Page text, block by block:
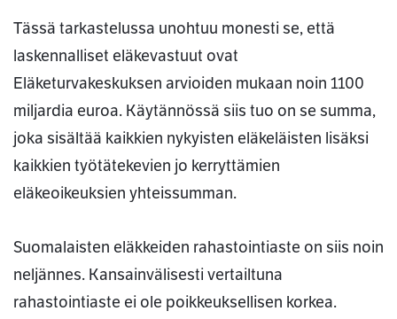
Tässä tarkastelussa unohtuu monesti se, että
laskennalliset eläkevastuut ovat
Eläketurvakeskuksen arvioiden mukaan noin 1100
miljardia euroa. Käytännössä siis tuo on se summa,
joka sisältää kaikkien nykyisten eläkeläisten lisäksi
kaikkien työtätekevien jo kerryttämien
eläkeoikeuksien yhteissumman.
Suomalaisten eläkkeiden rahastointiaste on siis noin
neljännes. Kansainvälisesti vertailtuna
rahastointiaste ei ole poikkeuksellisen korkea.